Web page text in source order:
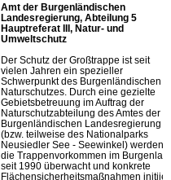
Amt der Burgenländischen
Landesregierung, Abteilung 5
Hauptreferat III, Natur- und
Umweltschutz
Der Schutz der Großtrappe ist seit
vielen Jahren ein spezieller
Schwerpunkt des Burgenländischen
Naturschutzes. Durch eine gezielte
Gebietsbetreuung im Auftrag der
Naturschutzabteilung des Amtes der
Burgenländischen Landesregierung
(bzw. teilweise des Nationalparks
Neusiedler See - Seewinkel) werden
die Trappenvorkommen im
seit 1990 überwacht und konkrete
Flächensicherheitsmaßnahmen